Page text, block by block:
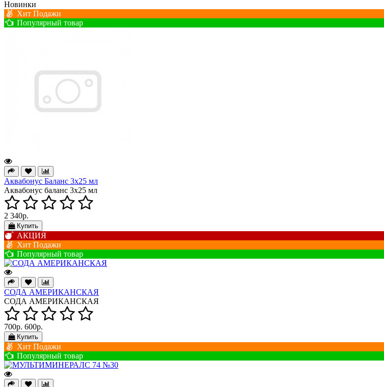
Новинки
Хит Подажи
Популярный товар
Аквабонус Баланс 3х25 мл
Аквабонус баланс 3х25 мл
2 340р.
Купить
АКЦИЯ
Хит Подажи
Популярный товар
СОДА АМЕРИКАНСКАЯ
СОДА АМЕРИКАНСКАЯ
700р. 600р.
Купить
Хит Подажи
Популярный товар